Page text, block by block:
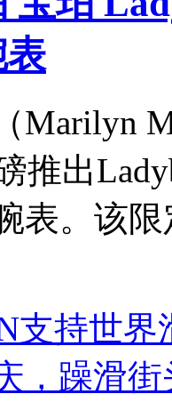
表
Marilyn
推出
表。该限